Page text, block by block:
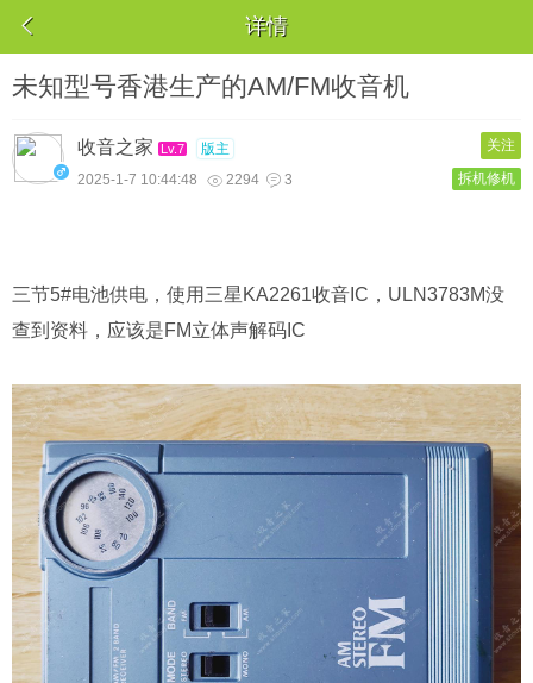
 详情
未知型号香港生产的AM/FM收音机
收音之家 Lv.7 版主 关注
2025-1-7 10:44:48  2294  3 拆机修机
三节5#电池供电，使用三星KA2261收音IC，ULN3783M没
查到资料，应该是FM立体声解码IC